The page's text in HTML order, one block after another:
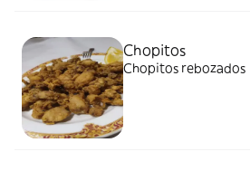
Chopitos
Chopitos rebozados